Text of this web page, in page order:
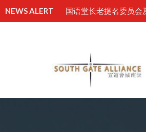
NEWS ALERT 国语堂长老提名委员会